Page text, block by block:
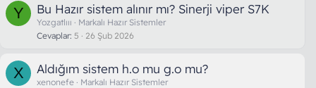
Y Bu Hazır sistem alınır mı? Sinerji viper S7K
Yozgatlııı
Markalı Hazır Sistemler
Cevaplar 5 26 Şub 2026
X Aldığım sistem h.o mu g.o mu?
xenonefe
Markalı Hazır Sistemler